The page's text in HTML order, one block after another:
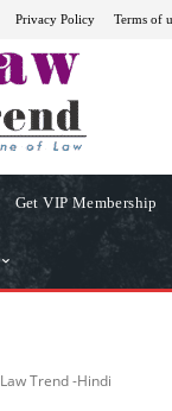
Privacy Policy Terms of
Get VIP Membership
Law Trend -Hindi